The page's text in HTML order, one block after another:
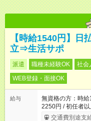
【時給1540円】日
立⇒生活サポ
派遣 職種未経験OK 社会
WEB登録・面接OK
給与
無資格の方：時
2250円 / 初任者
交通費別途支